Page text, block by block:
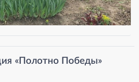
«Полотно Победы»